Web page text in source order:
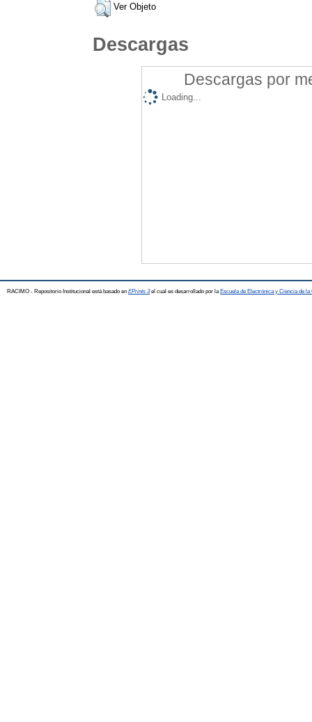
Ver Objeto
Descargas
Descargas por
Loading...
RACIMO - Repositorio Institucional está basado en EPrints 3el cual es desarrollado por la Escuela de Electrónica y Ciencia de la